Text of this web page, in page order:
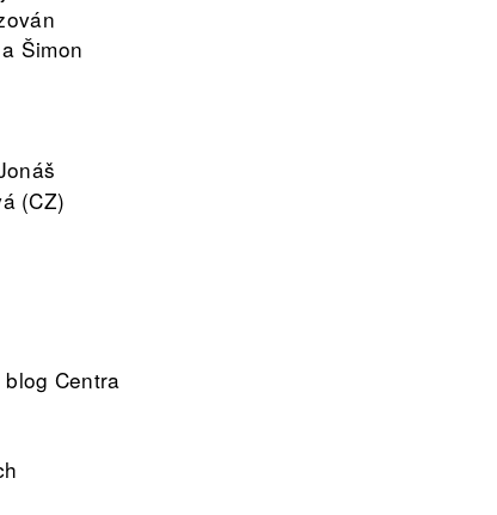
Šimon
(CZ)
Centra